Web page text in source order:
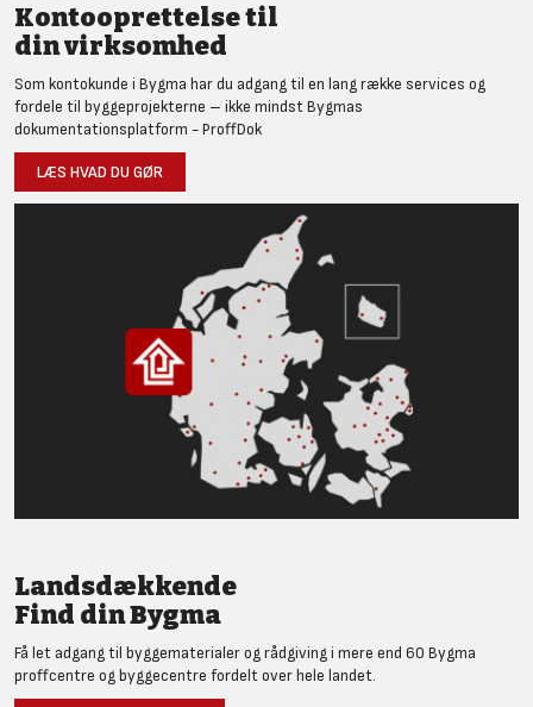
Kontooprettelse til
din virksomhed
Som kontokunde i Bygma har du adgang til en lang række services og
fordele til byggeprojekterne – ikke mindst Bygmas
dokumentationsplatform - ProffDok
LÆS HVAD DU GØR
Landsdækkende
Find din Bygma
Få let adgang til byggematerialer og rådgiving i mere end 60 Bygma
proffcentre og byggecentre fordelt over hele landet.